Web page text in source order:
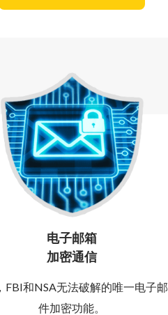
电子邮箱
加密通信
FBI和NSA无法破解的唯一电子邮
件加密功能。